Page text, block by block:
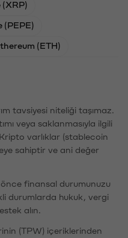
(XRP)
(PEPE)
(ETH)
tavsiyesi niteliği taşımaz.
veya saklanmasıyla ilgili
varlıklar (stablecoin
sahiptir ve ani değer
finansal durumunuzu
durumlarda hukuk, vergi
alın.
(TPW) içeriklerinden